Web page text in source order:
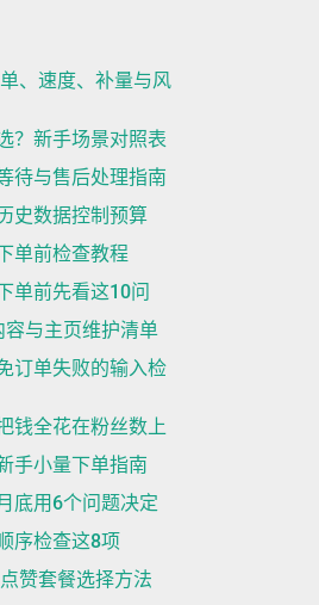
、速度、补量与风
？新手场景对照表
待与售后处理指南
史数据控制预算
单前检查教程
单前先看这10问
与主页维护清单
订单失败的输入检
钱全花在粉丝数上
手小量下单指南
底用6个问题决定
序检查这8项
赞套餐选择方法